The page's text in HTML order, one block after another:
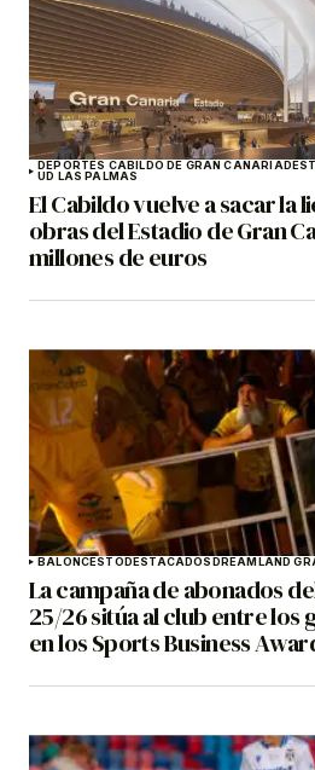
DEPORTES CABILDO DE GRAN CANARIA
UD LAS PALMAS
El Cabildo vuelve a sacar la
obras del Estadio de Gran
millones de euros
BALONCESTODESTACADOSDREAMLAND
La campaña de abonados
25/26 sitúa al club entre los
en los Sports Business